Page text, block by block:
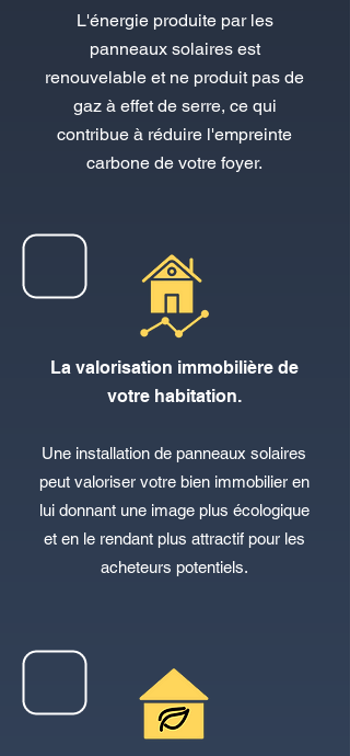
L'énergie produite par les
panneaux solaires est
renouvelable et ne produit pas de
gaz à effet de serre, ce qui
contribue à réduire l'empreinte
carbone de votre foyer.
La valorisation immobilière de
votre habitation.
Une installation de panneaux solaires
peut valoriser votre bien immobilier en
lui donnant une image plus écologique
et en le rendant plus attractif pour les
acheteurs potentiels.